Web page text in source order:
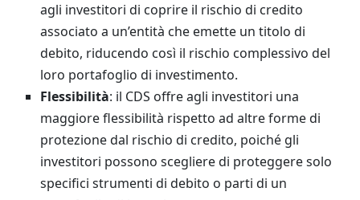
agli investitori di coprire il rischio di credito
associato a un’entità che emette un titolo di
debito, riducendo così il rischio complessivo del
loro portafoglio di investimento.
Flessibilità: il CDS offre agli investitori una
maggiore flessibilità rispetto ad altre forme di
protezione dal rischio di credito, poiché gli
investitori possono scegliere di proteggere solo
specifici strumenti di debito o parti di un